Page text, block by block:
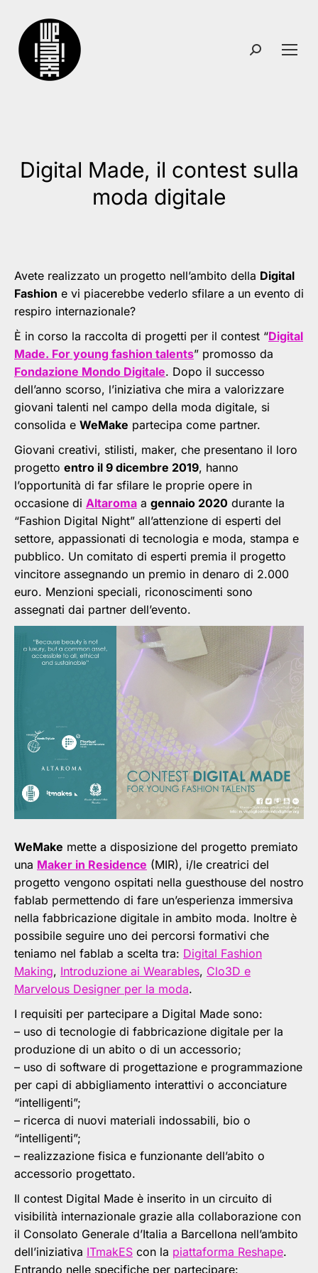
Search:
Digital Made, il contest sulla
moda digitale
You are here:
Avete realizzato un progetto nell’ambito della Digital
Fashion e vi piacerebbe vederlo sfilare a un evento di
respiro internazionale?
È in corso la raccolta di progetti per il contest “Digital
Made. For young fashion talents” promosso da
Fondazione Mondo Digitale. Dopo il successo
dell’anno scorso, l’iniziativa che mira a valorizzare
giovani talenti nel campo della moda digitale, si
consolida e WeMake partecipa come partner.
Giovani creativi, stilisti, maker, che presentano il loro
progetto entro il 9 dicembre 2019, hanno
l’opportunità di far sfilare le proprie opere in
occasione di Altaroma a gennaio 2020 durante la
“Fashion Digital Night” all’attenzione di esperti del
settore, appassionati di tecnologia e moda, stampa e
pubblico. Un comitato di esperti premia il progetto
vincitore assegnando un premio in denaro di 2.000
euro. Menzioni speciali, riconoscimenti sono
assegnati dai partner dell’evento.
WeMake mette a disposizione del progetto premiato
una Maker in Residence (MIR), i/le creatrici del
progetto vengono ospitati nella guesthouse del nostro
fablab permettendo di fare un’esperienza immersiva
nella fabbricazione digitale in ambito moda. Inoltre è
possibile seguire uno dei percorsi formativi che
teniamo nel fablab a scelta tra: Digital Fashion
Making, Introduzione ai Wearables, Clo3D e
Marvelous Designer per la moda.
I requisiti per partecipare a Digital Made sono:
– uso di tecnologie di fabbricazione digitale per la
produzione di un abito o di un accessorio;
– uso di software di progettazione e programmazione
per capi di abbigliamento interattivi o acconciature
“intelligenti”;
– ricerca di nuovi materiali indossabili, bio o
“intelligenti”;
– realizzazione fisica e funzionante dell’abito o
accessorio progettato.
Il contest Digital Made è inserito in un circuito di
visibilità internazionale grazie alla collaborazione con
il Consolato Generale d’Italia a Barcellona nell’ambito
dell’iniziativa ITmakES con la piattaforma Reshape.
Entrando nelle specifiche per partecipare: